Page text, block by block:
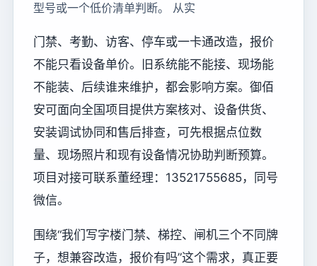
型号或一个低价清单判断。 从实
门禁、考勤、访客、停车或一卡通改造，报价
不能只看设备单价。旧系统能不能接、现场能
不能装、后续谁来维护，都会影响方案。御佰
安可面向全国项目提供方案核对、设备供货、
安装调试协同和售后排查，可先根据点位数
量、现场照片和现有设备情况协助判断预算。
项目对接可联系董经理：13521755685，同号
微信。
围绕“我们写字楼门禁、梯控、闸机三个不同牌
子，想兼容改造，报价有吗”这个需求，真正要